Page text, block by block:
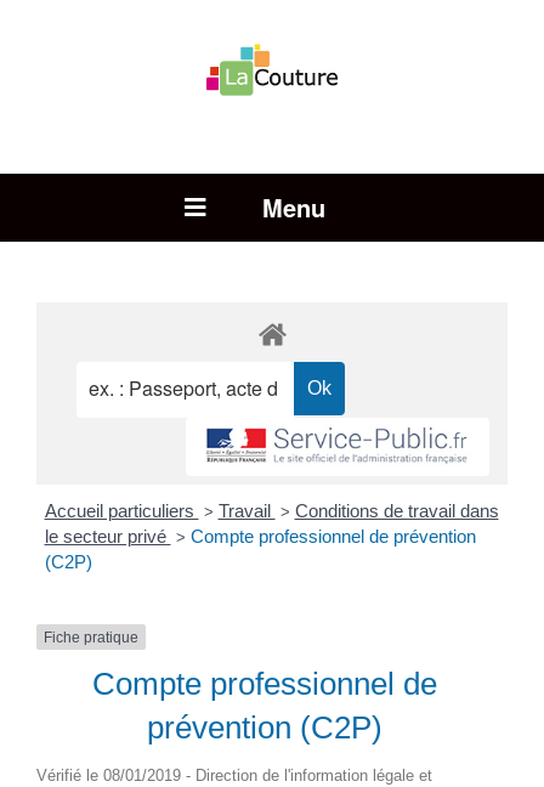
Open Menu
Accueil particuliers > Travail > Conditions de travail dans
le secteur privé > Compte professionnel de prévention
(C2P)
Fiche pratique
Compte professionnel de
prévention (C2P)
Vérifié le 08/01/2019 - Direction de l'information légale et